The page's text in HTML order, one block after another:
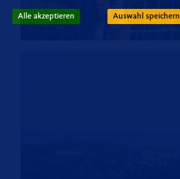
Alle akzeptieren Auswahl speichern